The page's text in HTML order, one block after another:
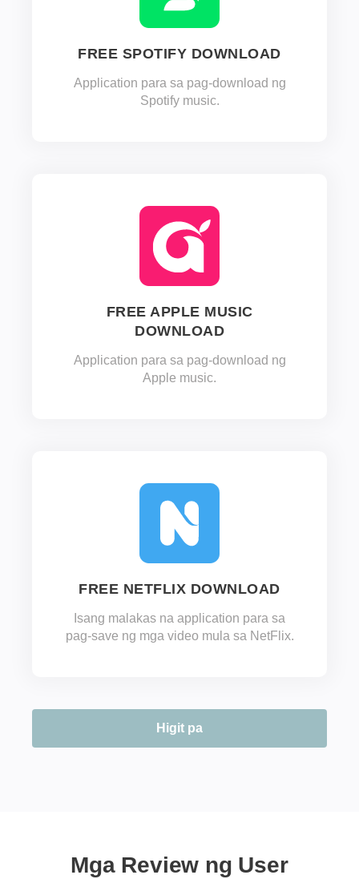
FREE SPOTIFY DOWNLOAD
Application para sa pag-download ng
Spotify music.
FREE APPLE MUSIC
DOWNLOAD
Application para sa pag-download ng
Apple music.
FREE NETFLIX DOWNLOAD
Isang malakas na application para sa
pag-save ng mga video mula sa NetFlix.
Higit pa
Mga Review ng User